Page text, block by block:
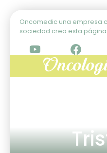
Oncomedic una empresa
sociedad crea esta página.